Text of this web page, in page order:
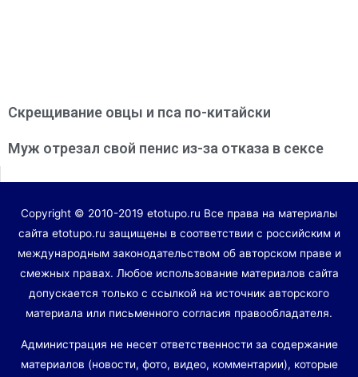
Скрещивание овцы и пса по-китайски
Муж отрезал свой пенис из-за отказа в сексе
Copyright © 2010-2019 etotupo.ru Все права на материалы
сайта etotupo.ru защищены в соответствии с российским и
международным законодательством об авторском праве и
смежных правах. Любое использование материалов сайта
допускается только с ссылкой на источник авторского
материала или письменного согласия правообладателя.
Администрация не несет ответственности за содержание
материалов (новости, фото, видео, комментарии), которые